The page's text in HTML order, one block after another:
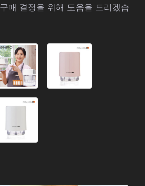
매 결정을 위해 도움을 드리겠습